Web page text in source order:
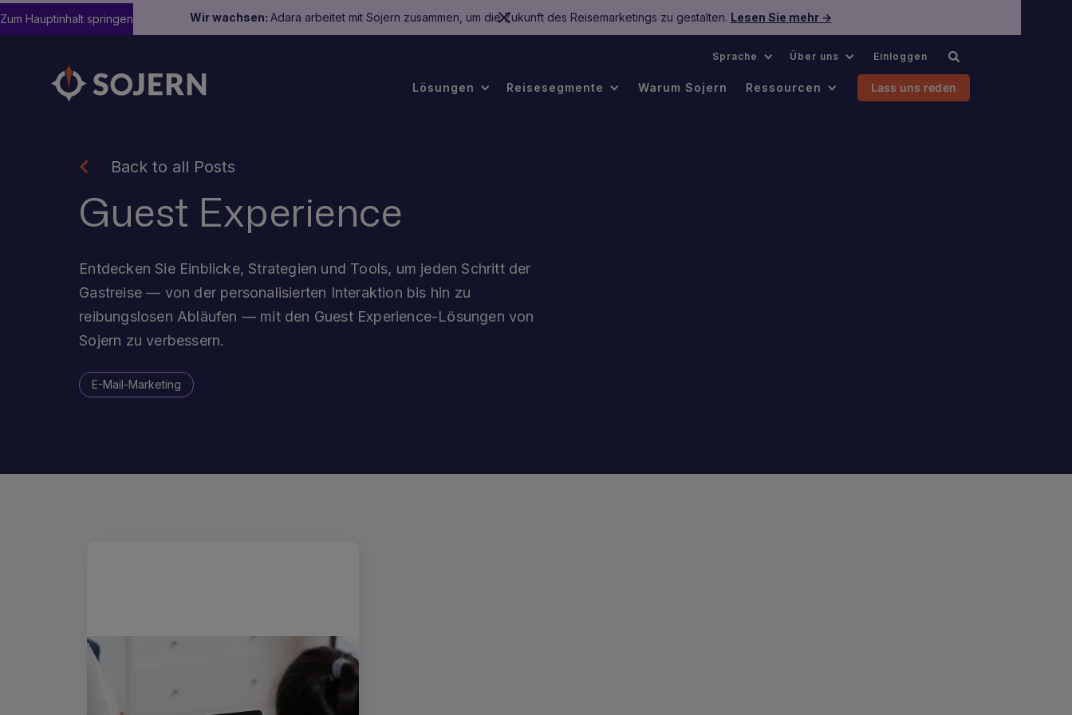
Wir wachsen: Adara arbeitet mit Sojern zusammen, um die Zukunft des Reisemarketings zu gestalten. Lesen Sie mehr →
Zum Hauptinhalt springen
Sprache Über uns Einloggen
Lösungen Reisesegmente Warum Sojern Ressourcen Lass uns reden
Back to all Posts
Guest Experience
Entdecken Sie Einblicke, Strategien und Tools, um jeden Schritt der
Gastreise — von der personalisierten Interaktion bis hin zu
reibungslosen Abläufen — mit den Guest Experience-Lösungen von
Sojern zu verbessern.
E-Mail-Marketing